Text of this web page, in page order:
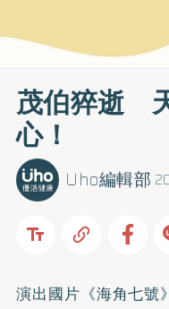
茂伯猝逝
心！
Uho編輯部
演出國片《海角七號